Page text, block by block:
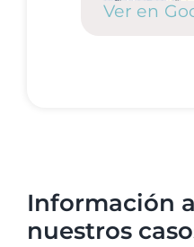
Ver en
Información
nuestros